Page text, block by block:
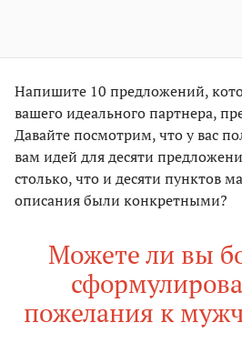
Напишите 10 предложений,
вашего идеального партнера,
Давайте посмотрим, что у вас
вам идей для десяти
столько, что и десяти пунктов
описания были конкретными?
Можете ли вы
пожелания к